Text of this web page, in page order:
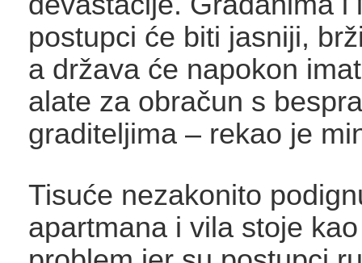
postupci će biti jasniji,
a država će napokon
alate za obračun s
graditeljima – rekao je
Tisuće nezakonito
apartmana i vila stoje